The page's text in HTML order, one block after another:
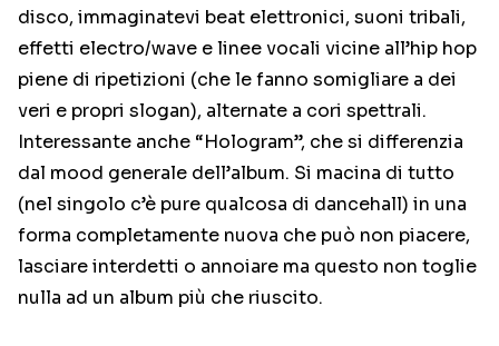
disco, immaginatevi beat elettronici, suoni tribali,
effetti electro/wave e linee vocali vicine all’hip hop
piene di ripetizioni (che le fanno somigliare a dei
veri e propri slogan), alternate a cori spettrali.
Interessante anche “Hologram”, che si differenzia
dal mood generale dell’album. Si macina di tutto
(nel singolo c’è pure qualcosa di dancehall) in una
forma completamente nuova che può non piacere,
lasciare interdetti o annoiare ma questo non toglie
nulla ad un album più che riuscito.